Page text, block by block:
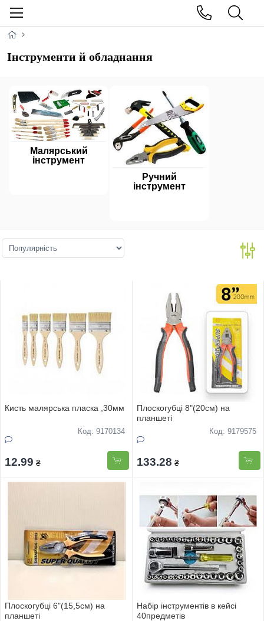
Інструменти й обладнання
Малярський
інструмент
Ручний
інструмент
Кисть малярська пласка ,30мм
Код: 9170134
12.99 ₴
Плоскогубцi 8"(20см) на
планшетi
Код: 9179575
133.28 ₴
Плоскогубцi 6"(15,5см) на
планшетi
Набiр iнструментiв в кейсi
40предметiв